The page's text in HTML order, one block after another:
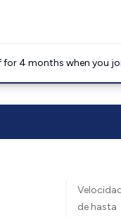
for 4 months when you
de hasta